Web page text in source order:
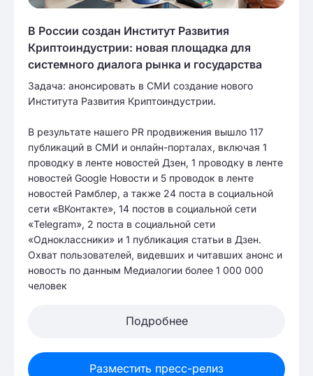
В России создан Институт Развития
Криптоиндустрии: новая площадка для
системного диалога рынка и государства
Задача: анонсировать в СМИ создание нового
Института Развития Криптоиндустрии.
В результате нашего PR продвижения вышло 117
публикаций в СМИ и онлайн-порталах, включая 1
проводку в ленте новостей Дзен, 1 проводку в ленте
новостей Google Новости и 5 проводок в ленте
новостей Рамблер, а также 24 поста в социальной
сети «ВКонтакте», 14 постов в социальной сети
«Telegram», 2 поста в социальной сети
«Одноклассники» и 1 публикация статьи в Дзен.
Охват пользователей, видевших и читавших анонс и
новость по данным Медиалогии более 1 000 000
человек
Подробнее
Разместить пресс-релиз